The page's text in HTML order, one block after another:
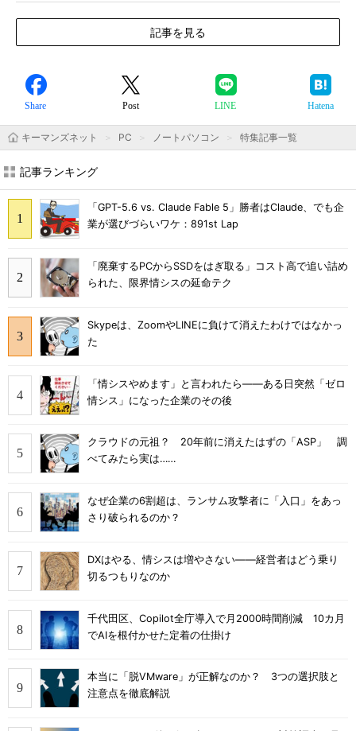
記事を見る
Share Post LINE Hatena
キーマンズネット PC ノートパソコン 特集記事一覧
記事ランキング
「GPT-5.6 vs. Claude Fable 5」勝者はClaude、でも企
業が選びづらいワケ：891st Lap
「廃棄するPCからSSDをはぎ取る」コスト高で追い詰め
られた、限界情シスの延命テク
Skypeは、ZoomやLINEに負けて消えたわけではなかっ
た
「情シスやめます」と言われたら――ある日突然「ゼロ
情シス」になった企業のその後
クラウドの元祖？ 20年前に消えたはずの「ASP」 調
べてみたら実は……
なぜ企業の6割超は、ランサム攻撃者に「入口」をあっ
さり破られるのか？
DXはやる、情シスは増やさない――経営者はどう乗り
切るつもりなのか
千代田区、Copilot全庁導入で月2000時間削減 10カ月
でAIを根付かせた定着の仕掛け
本当に「脱VMware」が正解なのか？ 3つの選択肢と
注意点を徹底解説